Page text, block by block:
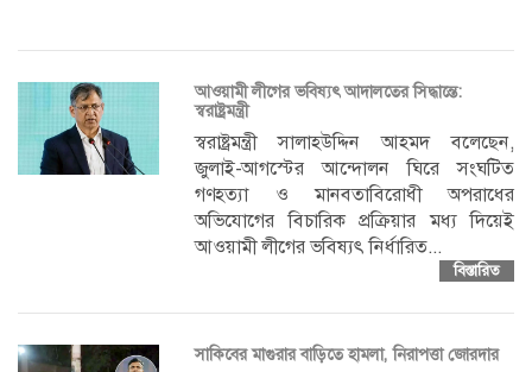
আওয়ামী লীগের ভবিষ্যৎ আদালতের সিদ্ধান্তে:
স্বরাষ্ট্রমন্ত্রী
স্বরাষ্ট্রমন্ত্রী সালাহউদ্দিন আহমদ বলেছেন,
জুলাই-আগস্টের আন্দোলন ঘিরে সংঘটিত
গণহত্যা ও মানবতাবিরোধী অপরাধের
অভিযোগের বিচারিক প্রক্রিয়ার মধ্য দিয়েই
আওয়ামী লীগের ভবিষ্যৎ নির্ধারিত...
বিস্তারিত
সাকিবের মাগুরার বাড়িতে হামলা, নিরাপত্তা জোরদার